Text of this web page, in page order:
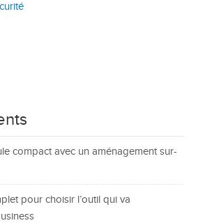
compact avec un aménagement sur-
pour choisir l’outil qui va